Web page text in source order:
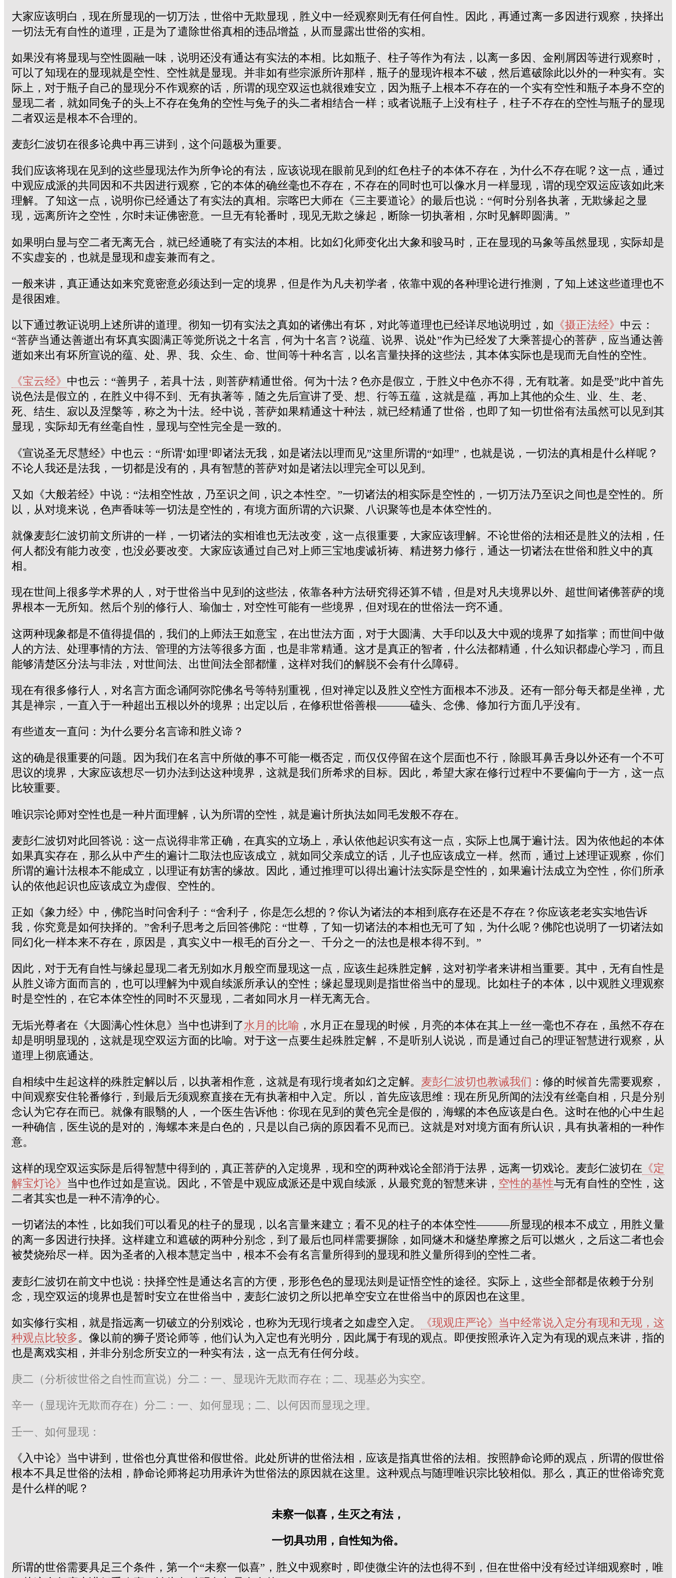
大家应该明白，现在所显现的一切万法，世俗中无欺显现，胜义中一经观察则无有任何自性。因此，再通过离一多因进行观察，抉择出
一切法无有自性的道理，正是为了遣除世俗真相的违品增益，从而显露出世俗的实相。
如果没有将显现与空性圆融一味，说明还没有通达有实法的本相。比如瓶子、柱子等作为有法，以离一多因、金刚屑因等进行观察时，
可以了知现在的显现就是空性、空性就是显现。并非如有些宗派所许那样，瓶子的显现许根本不破，然后遮破除此以外的一种实有。实
际上，对于瓶子自己的显现分不作观察的话，所谓的现空双运也就很难安立，因为瓶子上根本不存在的一个实有空性和瓶子本身不空的
显现二者，就如同兔子的头上不存在兔角的空性与兔子的头二者相结合一样；或者说瓶子上没有柱子，柱子不存在的空性与瓶子的显现
二者双运是根本不合理的。
麦彭仁波切在很多论典中再三讲到，这个问题极为重要。
我们应该将现在见到的这些显现法作为所争论的有法，应该说现在眼前见到的红色柱子的本体不存在，为什么不存在呢？这一点，通过
中观应成派的共同因和不共因进行观察，它的本体的确丝毫也不存在，不存在的同时也可以像水月一样显现，谓的现空双运应该如此来
理解。了知这一点，说明你已经通达了有实法的真相。宗喀巴大师在《三主要道论》的最后也说： “何时分别各执著，无欺缘起之显
现，远离所许之空性，尔时未证佛密意。一旦无有轮番时，现见无欺之缘起，断除一切执著相，尔时见解即圆满。”
如果明白显与空二者无离无合，就已经通晓了有实法的本相。比如幻化师变化出大象和骏马时，正在显现的马象等虽然显现，实际却是
不实虚妄的，也就是显现和虚妄兼而有之。
一般来讲，真正通达如来究竟密意必须达到一定的境界，但是作为凡夫初学者，依靠中观的各种理论进行推测，了知上述这些道理也不
是很困难。
以下通过教证说明上述所讲的道理。彻知一切有实法之真如的诸佛出有坏，对此等道理也已经详尽地说明过，如 《摄正法经》 中云：
“菩萨当通达善逝出有坏真实圆满正等觉所说之十名言，何为十名言？说蕴、说界、说处”作为已经发了大乘菩提心的菩萨，应当通达善
逝如来出有坏所宣说的蕴、处、界、我、众生、命、世间等十种名言，以名言量抉择的这些法，其本体实际也是现而无自性的空性。
《宝云经》 中也云：“善男子，若具十法，则菩萨精通世俗。何为十法？色亦是假立，于胜义中色亦不得，无有耽著。如是受”此中首先
说色法是假立的，在胜义中得不到、无有执著等，随之先后宣讲了受、想、行等五蕴，这就是蕴，再加上其他的众生、业、生、老、
死、结生、寂以及涅槃等，称之为十法。经中说，菩萨如果精通这十种法，就已经精通了世俗，也即了知一切世俗有法虽然可以见到其
显现，实际却无有丝毫自性，显现与空性完全是一致的。
《宣说圣无尽慧经》中也云：“所谓‘如理’即诸法无我，如是诸法以理而见”这里所谓的“如理”，也就是说，一切法的真相是什么样呢？
不论人我还是法我，一切都是没有的，具有智慧的菩萨对如是诸法以理完全可以见到。
又如 《大般若经》中说：“法相空性故，乃至识之间，识之本性空。”一切诸法的相实际是空性的，一切万法乃至识之间也是空性的。所
以，从对境来说，色声香味等一切法是空性的，有境方面所谓的六识聚、八识聚等也是本体空性的。
就像麦彭仁波切前文所讲的一样，一切诸法的实相谁也无法改变，这一点很重要，大家应该理解。不论世俗的法相还是胜义的法相，任
何人都没有能力改变，也没必要改变。大家应该通过自己对上师三宝地虔诚祈祷、精进努力修行，通达一切诸法在世俗和胜义中的真
相。
现在世间上很多学术界的人，对于世俗当中见到的这些法，依靠各种方法研究得还算不错，但是对凡夫境界以外、超世间诸佛菩萨的境
界根本一无所知。然后个别的修行人、瑜伽士，对空性可能有一些境界，但对现在的世俗法一窍不通。
这两种现象都是不值得提倡的，我们的上师法王如意宝，在出世法方面，对于大圆满、大手印以及大中观的境界了如指掌；而世间中做
人的方法、处理事情的方法、管理的方法等很多方面，也是非常精通。这才是真正的智者，什么法都精通，什么知识都虚心学习，而且
能够清楚区分法与非法，对世间法、出世间法全部都懂，这样对我们的解脱不会有什么障碍。
现在有很多修行人，对名言方面念诵阿弥陀佛名号等特别重视，但对禅定以及胜义空性方面根本不涉及。还有一部分每天都是坐禅，尤
其是禅宗，一直入于一种超出五根以外的境界；出定以后，在修积世俗善根———磕头、念佛、修加行方面几乎没有。
有些道友一直问：为什么要分名言谛和胜义谛？
这的确是很重要的问题。因为我们在名言中所做的事不可能一概否定，而仅仅停留在这个层面也不行，除眼耳鼻舌身以外还有一个不可
思议的境界，大家应该想尽一切办法到达这种境界，这就是我们所希求的目标。因此，希望大家在修行过程中不要偏向于一方，这一点
比较重要。
唯识宗论师对空性也是一种片面理解，认为所谓的空性，就是遍计所执法如同毛发般不存在。
麦彭仁波切对此回答说：这一点说得非常正确，在真实的立场上，承认依他起识实有这一点，实际上也属于遍计法。因为依他起的本体
如果真实存在，那么从中产生的遍计二取法也应该成立，就如同父亲成立的话，儿子也应该成立一样。然而，通过上述理证观察，你们
所谓的遍计法根本不能成立，以理证有妨害的缘故。因此，通过推理可以得出遍计法实际是空性的，如果遍计法成立为空性，你们所承
认的依他起识也应该成立为虚假、空性的。
正如《象力经》中，佛陀当时问舍利子：“舍利子，你是怎么想的？你认为诸法的本相到底存在还是不存在？你应该老老实实地告诉
我，你究竟是如何抉择的。”舍利子思考之后回答佛陀：“世尊，了知一切诸法的本相也无可了知，为什么呢？佛陀也说明了一切诸法如
同幻化一样本来不存在，原因是，真实义中一根毛的百分之一、千分之一的法也是根本得不到。”
因此，对于无有自性与缘起显现二者无别如水月般空而显现这一点，应该生起殊胜定解，这对初学者来讲相当重要。其中，无有自性是
从胜义谛方面而言的，也可以理解为中观自续派所承认的空性；缘起显现则是指世俗当中的显现。比如柱子的本体，以中观胜义理观察
时是空性的，在它本体空性的同时不灭显现，二者如同水月一样无离无合。
无垢光尊者在《大圆满心性休息》当中也讲到了水月的比喻 ，水月正在显现的时候，月亮的本体在其上一丝一毫也不存在，虽然不存在
却是明明显现的，这就是现空双运方面的比喻。对于这一点要生起殊胜定解，不是听别人说说，而是通过自己的理证智慧进行观察，从
道理上彻底通达。
自相续中生起这样的殊胜定解以后，以执著相作意，这就是有现行境者如幻之定解。 麦彭仁波切也教诫我们 ：修的时候首先需要观察，
中间观察安住轮番修行，到最后无须观察直接在无有执著相中入定。所以，首先应该思维：现在所见所闻的法没有丝毫自相，只是分别
念认为它存在而已。就像有眼翳的人，一个医生告诉他：你现在见到的黄色完全是假的，海螺的本色应该是白色。这时在他的心中生起
一种确信，医生说的是对的，海螺本来是白色的，只是以自己病的原因看不见而已。这就是对对境方面有所认识，具有执著相的一种作
意。
这样的现空双运实际是后得智慧中得到的，真正菩萨的入定境界，现和空的两种戏论全部消于法界，远离一切戏论。麦彭仁波切在 《定
解宝灯论》 当中也作过如是宣说。因此，不管是中观应成派还是中观自续派，从最究竟的智慧来讲， 空性的基性与无有自性的空性，这
二者其实也是一种不清净的心。
一切诸法的本性，比如我们可以看见的柱子的显现，以名言量来建立；看不见的柱子的本体空性———所显现的根本不成立，用胜义量
的离一多因进行抉择。这样建立和遮破的两种分别念，到了最后也同样需要摒除，如同燧木和燧垫摩擦之后可以燃火，之后这二者也会
被焚烧殆尽一样。因为圣者的入根本慧定当中，根本不会有名言量所得到的显现和胜义量所得到的空性二者。
麦彭仁波切在前文中也说：抉择空性是通达名言的方便，形形色色的显现法则是证悟空性的途径。实际上，这些全部都是依赖于分别
念，现空双运的境界也是暂时安立在世俗当中，麦彭仁波切之所以把单空安立在世俗当中的原因也在这里。
如实修行实相，就是指远离一切破立的分别戏论，也称为无现行境者之如虚空入定。
《现观庄严论》当中经常说入定分有现和无现，这
种观点比较多。像以前的狮子贤论师等，他们认为入定也有光明分，因此属于有现的观点。即便按照承许入定为有现的观点来讲，指的
也是离戏实相，并非分别念所安立的一种实有法，这一点无有任何分歧。
庚二（分析彼世俗之自性而宣说）分二：一、显现许无欺而存在；二、现基必为实空。
辛一（显现许无欺而存在）分二：一、如何显现；二、以何因而显现之理。
壬一、如何显现：
《入中论》当中讲到，世俗也分真世俗和假世俗。此处所讲的世俗法相，应该是指真世俗的法相。按照静命论师的观点，所谓的假世俗
根本不具足世俗的法相，静命论师将起功用承许为世俗法的原因就在这里。这种观点与随理唯识宗比较相似。那么，真正的世俗谛究竟
是什么样的呢？
未察一似喜，生灭之有法，
一切具功用，自性知为俗。
所谓的世俗需要具足三个条件，第一个“未察一似喜”，胜义中观察时，即使微尘许的法也得不到，但在世俗中没有经过详细观察时，唯